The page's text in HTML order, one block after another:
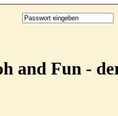
and Fun -